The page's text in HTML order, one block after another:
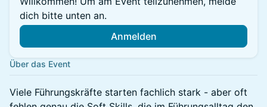
dich bitte unten an.
Anmelden
Über das Event
Viele Führungskräfte starten fachlich stark - aber oft